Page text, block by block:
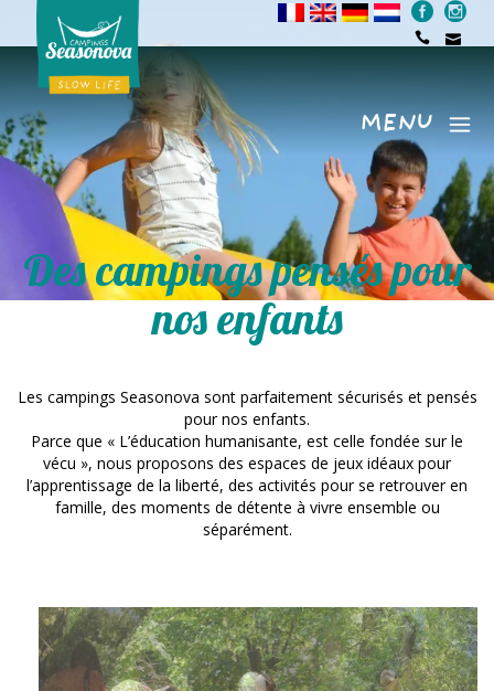
Menu
MENU
Des campings pensés pour
nos enfants
Les campings Seasonova sont parfaitement sécurisés et pensés
pour nos enfants.
Parce que « L’éducation humanisante, est celle fondée sur le
vécu », nous proposons des espaces de jeux idéaux pour
l’apprentissage de la liberté, des activités pour se retrouver en
famille, des moments de détente à vivre ensemble ou
séparément.